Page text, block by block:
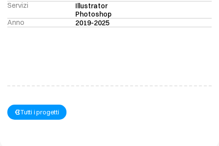
Servizi
Illustrator
Photoshop
Anno
2019-2025
Tornaai progetti
Tutti i progetti